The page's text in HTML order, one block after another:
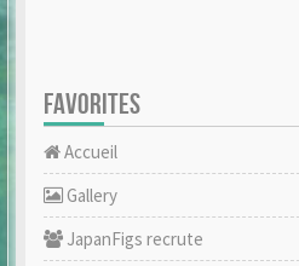
FAVORITES
Accueil
Gallery
JapanFigs recrute